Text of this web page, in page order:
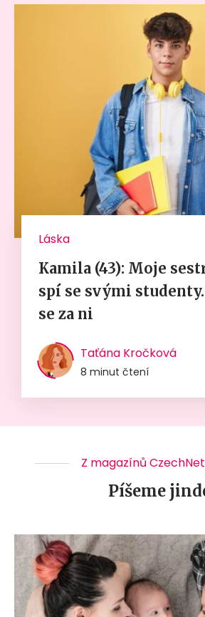
Láska
Kamila (43): Moje
spí se svými
se za ni
Taťána Kročková
8 minut čtení
Z magazínů
Píšeme